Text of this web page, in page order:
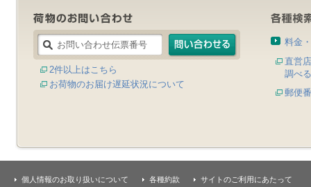
2件以上はこちら
お荷物のお届け遅延状況について
料金
直営
調べる
郵便
個人情報のお取り扱いについて 各種約款 サイトのご利用にあたって